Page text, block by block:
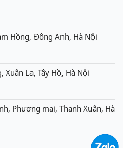
Hồng, Đông Anh, Hà Nội
Xuân La, Tây Hồ, Hà Nội
Phương mai, Thanh Xuân, Hà